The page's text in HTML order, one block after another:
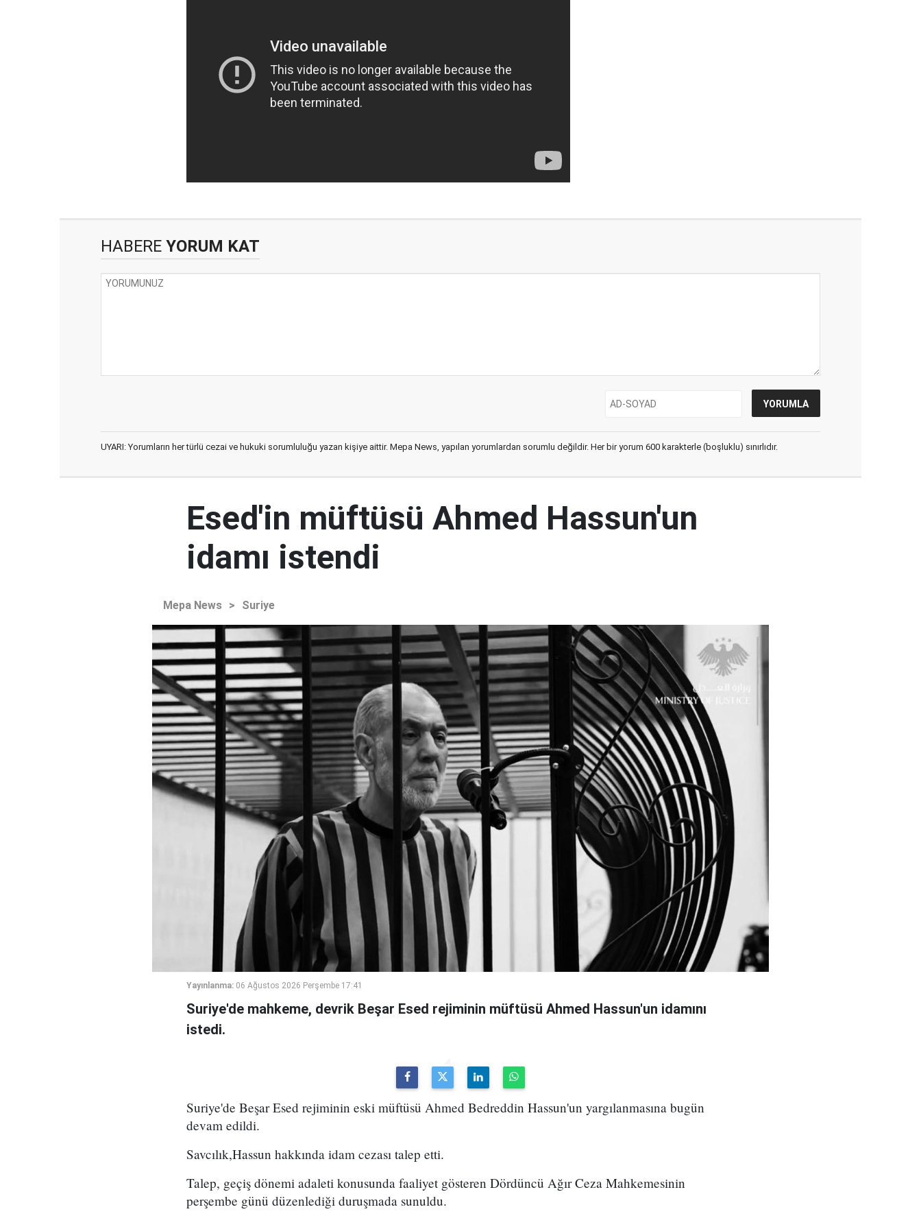
HABERE YORUM KAT
UYARI: Yorumların her türlü cezai ve hukuki sorumluluğu yazan kişiye aittir. Mepa News, yapılan yorumlardan sorumlu değildir. Her bir yorum 600 karakterle (boşluklu) sınırlıdır.
Esed'in müftüsü Ahmed Hassun'un
idamı istendi
Mepa News > Suriye
Yayınlanma: 06 Ağustos 2026 Perşembe 17:41
Suriye'de mahkeme, devrik Beşar Esed rejiminin müftüsü Ahmed Hassun'un idamını
istedi.
Suriye'de Beşar Esed rejiminin eski müftüsü Ahmed Bedreddin Hassun'un yargılanmasına bugün
devam edildi.
Savcılık,Hassun hakkında idam cezası talep etti.
Talep, geçiş dönemi adaleti konusunda faaliyet gösteren Dördüncü Ağır Ceza Mahkemesinin
perşembe günü düzenlediği duruşmada sunuldu.